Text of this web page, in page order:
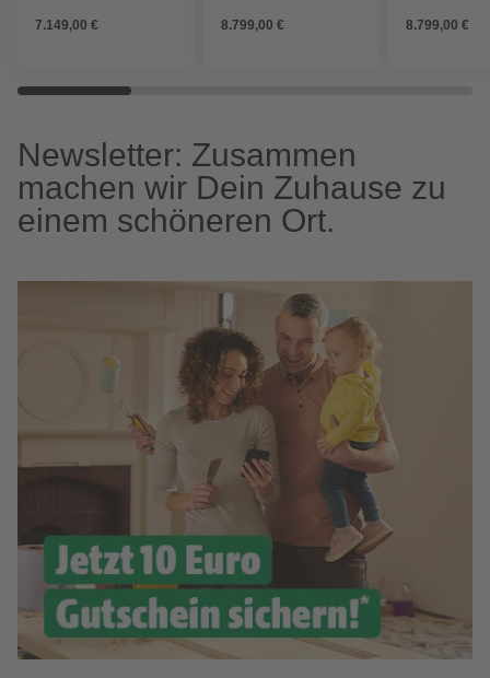
7.149,00 € 8.799,00 € 8.799,00 €
Newsletter: Zusammen
machen wir Dein Zuhause zu
einem schöneren Ort.